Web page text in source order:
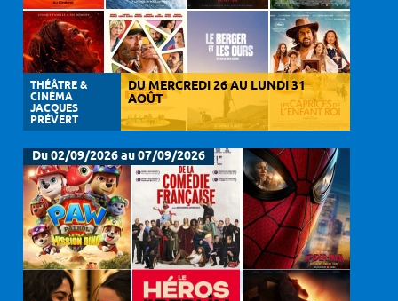
THÉÂTRE &
CINÉMA
JACQUES
PRÉVERT
DU MERCREDI 26 AU LUNDI 31
AOÛT
Du 02/09/2026 au 07/09/2026